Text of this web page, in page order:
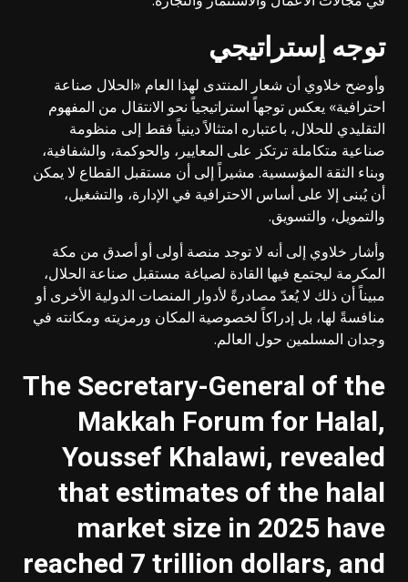
توجه إستراتيجي
وأوضح خلاوي أن شعار المنتدى لهذا العام «الحلال صناعة
احترافية» يعكس توجهاً استراتيجياً نحو الانتقال من المفهوم
التقليدي للحلال، باعتباره امتثالاً دينياً فقط إلى منظومة
صناعية متكاملة ترتكز على المعايير، والحوكمة، والشفافية،
وبناء الثقة المؤسسية. مشيراً إلى أن مستقبل القطاع لا يمكن
أن يُبنى إلا على أساس الاحترافية في الإدارة، والتشغيل،
والتمويل، والتسويق.
وأشار خلاوي إلى أنه لا توجد منصة أولى أو أصدق من مكة
المكرمة ليجتمع فيها القادة لصياغة مستقبل صناعة الحلال،
مبيناً أن ذلك لا يُعدّ مصادرةً لأدوار المنصات الدولية الأخرى أو
منافسةً لها، بل إدراكاً لخصوصية المكان ورمزيته ومكانته في
وجدان المسلمين حول العالم.
The Secretary-General of the
Makkah Forum for Halal,
Youssef Khalawi, revealed
that estimates of the halal
market size in 2025 have
reached 7 trillion dollars, and